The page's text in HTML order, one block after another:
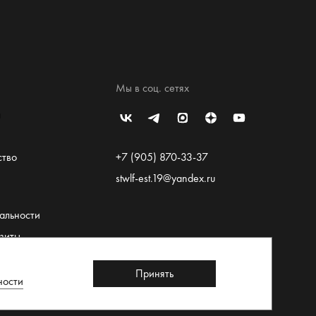
Мы в соц. сетях
+7 (905) 870-33-37
stwlf-est.19@yandex.ru
Принять